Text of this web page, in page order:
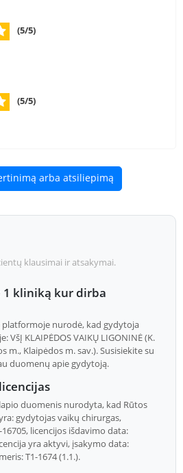
(5/5)
(5/5)
arba atsiliepimą
klausimai ir atsakymai.
1 kliniką kur dirba
nurodė, kad gydytoja
VšĮ KLAIPĖDOS VAIKŲ LIGONINĖ (K.
m., Klaipėdos m. sav.). Susisiekite su
duomenų apie gydytoją.
duomenis nurodyta, kad Rūtos
gydytojas vaikų chirurgas,
licencijos išdavimo data:
yra aktyvi, įsakymo data:
T1-1674 (1.1.).